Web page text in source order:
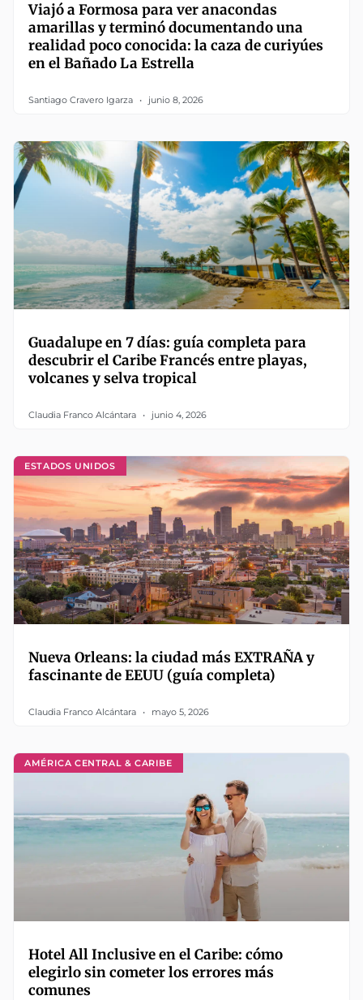
Viajó a Formosa para ver anacondas
amarillas y terminó documentando una
realidad poco conocida: la caza de curiyúes
en el Bañado La Estrella
Santiago Cravero Igarza junio 8, 2026
Guadalupe en 7 días: guía completa para
descubrir el Caribe Francés entre playas,
volcanes y selva tropical
Claudia Franco Alcántara junio 4, 2026
ESTADOS UNIDOS
Nueva Orleans: la ciudad más EXTRAÑA y
fascinante de EEUU (guía completa)
Claudia Franco Alcántara mayo 5, 2026
AMÉRICA CENTRAL & CARIBE
Hotel All Inclusive en el Caribe: cómo
elegirlo sin cometer los errores más
comunes